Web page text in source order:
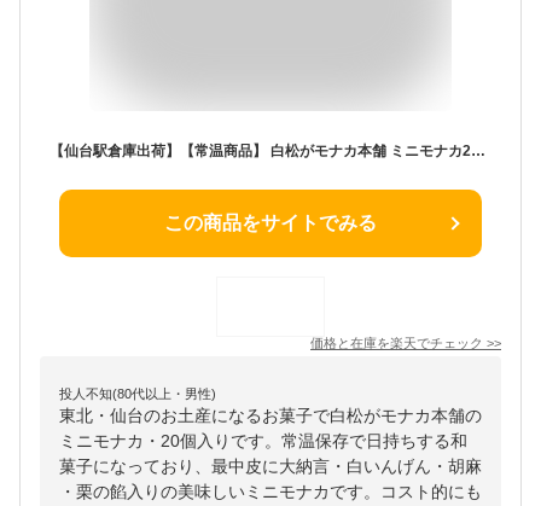
【仙台駅倉庫出荷】【常温商品】 白松がモナカ本舗 ミニモナカ20個 東北 お土産 みやげ 東北みやげ お菓子 スイーツ グルメ お中元 お取り寄せ ギフト プレゼント のし可 御歳暮 内祝い
この商品をサイトでみる
価格と在庫を楽天でチェック >>
投人不知(80代以上・男性)
東北・仙台のお土産になるお菓子で白松がモナカ本舗の
ミニモナカ・20個入りです。常温保存で日持ちする和
菓子になっており、最中皮に大納言・白いんげん・胡麻
・栗の餡入りの美味しいミニモナカです。コスト的にも